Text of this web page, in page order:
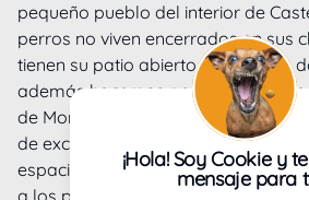
pequeño pueblo del interior de
perros no viven encerrados en sus
tienen su patio abierto (y vigilado)
además hacemos paseos
de Montanejos. En cuanto a los
de excursión con nosotros pero sí
espacios adecuados para ellos y
a los patios dónde están los
¡Hola! Soy Cookie y
mensaje para